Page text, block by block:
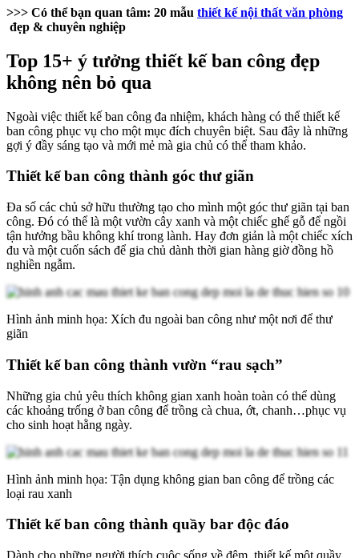
>>> Có thể bạn quan tâm: 20 mẫu thiết kế nội thất văn phòng
đẹp & chuyên nghiệp
Top 15+ ý tưởng thiết kế ban công đẹp
không nên bỏ qua
Ngoài việc thiết kế ban công đa nhiệm, khách hàng có thể thiết kế
ban công phục vụ cho một mục đích chuyên biệt. Sau đây là những
gợi ý đầy sáng tạo và mới mẻ mà gia chủ có thể tham khảo.
Thiết kế ban công thành góc thư giãn
Đa số các chủ sở hữu thường tạo cho mình một góc thư giãn tại ban
công. Đó có thể là một vườn cây xanh và một chiếc ghế gỗ để ngồi
tận hưởng bầu không khí trong lành. Hay đơn giản là một chiếc xích
đu và một cuốn sách để gia chủ dành thời gian hàng giờ đồng hồ
nghiền ngẫm.
Hình ảnh minh họa: Xích đu ngoài ban công như một nơi để thư
giãn
Thiết kế ban công thành vườn “rau sạch”
Những gia chủ yêu thích không gian xanh hoàn toàn có thể dùng
các khoảng trống ở ban công để trồng cà chua, ớt, chanh…phục vụ
cho sinh hoạt hằng ngày.
Hình ảnh minh họa: Tận dụng không gian ban công để trồng các
loại rau xanh
Thiết kế ban công thành quầy bar độc đáo
Dành cho những người thích cuộc sống về đêm, thiết kế một quầy